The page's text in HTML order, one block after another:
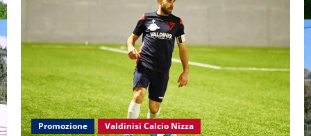
Promozione Valdinisi Calcio Nizza